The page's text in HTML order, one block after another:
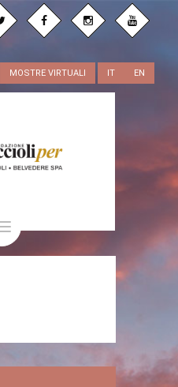
MOSTRE VIRTUALI IT EN
Toggle
navigation